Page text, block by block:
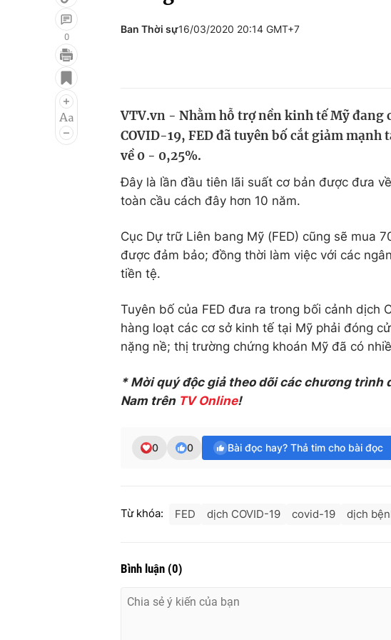
Điện ảnh
Âm nhạc
Làm đẹp
0
Ban Thời sự16/03/2020 20:14 GMT+7
VTV.vn - Nhằm hỗ trợ nền kinh tế Mỹ đang
COVID-19, FED đã tuyên bố cắt giảm mạnh
về 0 - 0,25%.
Đây là lần đầu tiên lãi suất cơ bản được đưa
toàn cầu cách đây hơn 10 năm.
Cục Dự trữ Liên bang Mỹ (FED) cũng sẽ mua
được đảm bảo; đồng thời làm việc với các
tiền tệ.
Tuyên bố của FED đưa ra trong bối cảnh dịch
hàng loạt các cơ sở kinh tế tại Mỹ phải đóng
nặng nề; thị trường chứng khoán Mỹ đã có
* Mời quý độc giả theo dõi các chương trình
Nam trên TV Online!
0 0 Bài đọc hay? Thả tim cho bài đọc
Từ khóa: FED dịch COVID-19 covid-19 dịch
Bình luận (0)